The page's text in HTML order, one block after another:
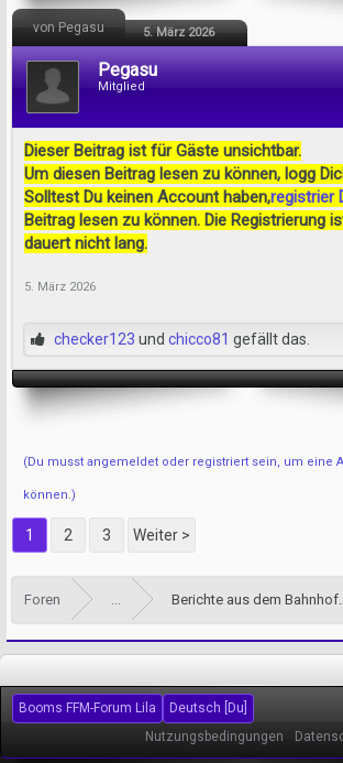
von Pegasu 5. März 2026
Pegasu
Mitglied
Dieser Beitrag ist für Gäste unsichtbar.
Um diesen Beitrag lesen zu können, logg
Solltest Du keinen Account haben,registrier
Beitrag lesen zu können. Die Registrierung
dauert nicht lang.
5. März 2026
checker123 und chicco81 gefällt das.
(Du musst angemeldet oder registriert sein, um eine
können.)
1 2 3 Weiter >
Foren ... Berichte aus dem
Booms FFM-Forum Lila
Deutsch [Du]
Nutzungsbedingungen